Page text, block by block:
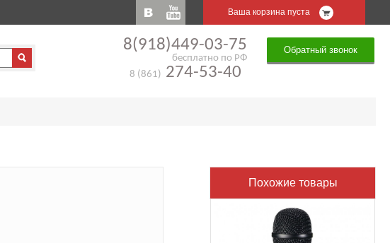
Ваша корзина пуста
8(918)449-03-75
бесплатно по РФ
8 (861) 274-53-40
Обратный звонок
Похожие товары